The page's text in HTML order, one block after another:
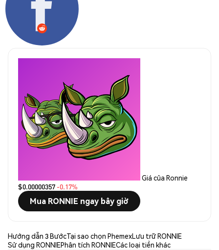
Giá của Ronnie
$0.00000357 -0.17%
Mua RONNIE ngay bây giờ
Hướng dẫn 3 BướcTại sao chọn PhemexLưu trữ RONNIE
Sử dụng RONNIEPhân tích RONNIECác loại tiền khác